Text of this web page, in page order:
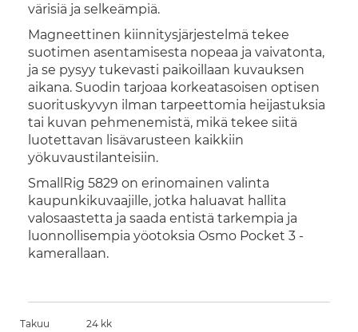
värisiä ja selkeämpiä.
Magneettinen kiinnitysjärjestelmä tekee
suotimen asentamisesta nopeaa ja vaivatonta,
ja se pysyy tukevasti paikoillaan kuvauksen
aikana. Suodin tarjoaa korkeatasoisen optisen
suorituskyvyn ilman tarpeettomia heijastuksia
tai kuvan pehmenemistä, mikä tekee siitä
luotettavan lisävarusteen kaikkiin
yökuvaustilanteisiin.
SmallRig 5829 on erinomainen valinta
kaupunkikuvaajille, jotka haluavat hallita
valosaastetta ja saada entistä tarkempia ja
luonnollisempia yöotoksia Osmo Pocket 3 -
kamerallaan.
Takuu
24 kk